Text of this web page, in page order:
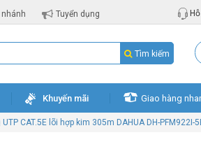
Tuyển dụng Hỗ
Tìm kiếm
Khuyến mãi Giao hàng
CAT.5E lõi hợp kim 305m DAHUA DH-PFM922I-